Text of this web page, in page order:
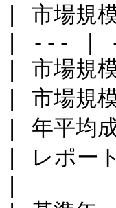
| 市場
| --- |
| 市場
| 市場規
| 年平
| レポー